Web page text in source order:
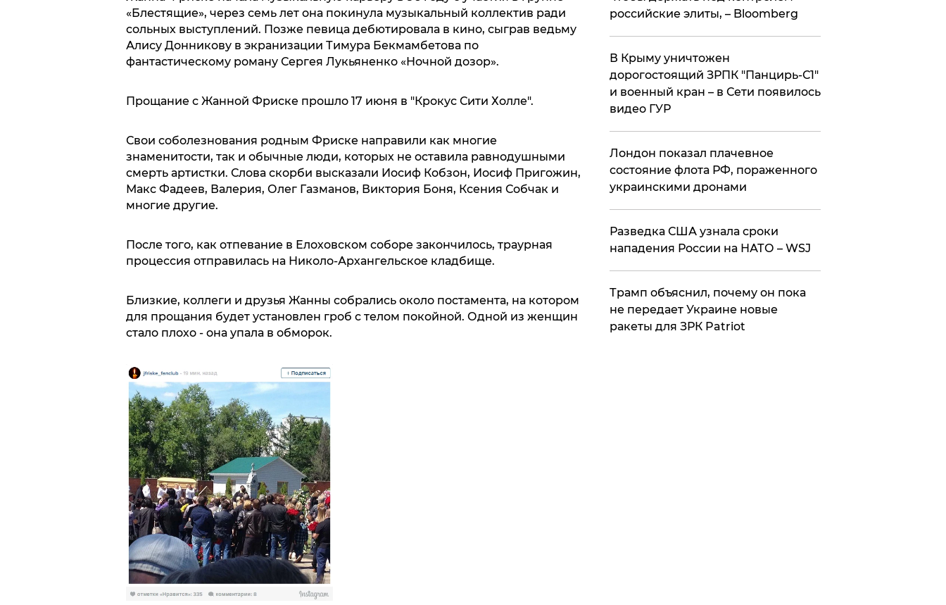
«Блестящие», через семь лет она покинула музыкальный коллектив ради
сольных выступлений. Позже певица дебютировала в кино, сыграв ведьму
Алису Донникову в экранизации Тимура Бекмамбетова по
фантастическому роману Сергея Лукьяненко «Ночной дозор».
Прощание с Жанной Фриске прошло 17 июня в "Крокус Сити Холле".
Свои соболезнования родным Фриске направили как многие
знаменитости, так и обычные люди, которых не оставила равнодушными
смерть артистки. Слова скорби высказали Иосиф Кобзон, Иосиф Пригожин,
Макс Фадеев, Валерия, Олег Газманов, Виктория Боня, Ксения Собчак и
многие другие.
После того, как отпевание в Елоховском соборе закончилось, траурная
процессия отправилась на Николо-Архангельское кладбище.
Близкие, коллеги и друзья Жанны собрались около постамента, на котором
для прощания будет установлен гроб с телом покойной. Одной из женщин
стало плохо - она упала в обморок.
российские элиты, – Bloomberg
В Крыму уничтожен
дорогостоящий ЗРПК "Панцирь-С1"
и военный кран – в Сети появилось
видео ГУР
Лондон показал плачевное
состояние флота РФ, пораженного
украинскими дронами
Разведка США узнала сроки
нападения России на НАТО – WSJ
Трамп объяснил, почему он пока
не передает Украине новые
ракеты для ЗРК Patriot